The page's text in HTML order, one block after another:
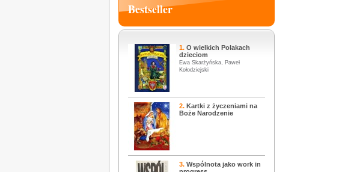
Bestseller
1. O wielkich Polakach
dzieciom
Ewa Skarżyńska, Paweł
Kołodziejski
2. Kartki z życzeniami na
Boże Narodzenie
3. Wspólnota jako work in